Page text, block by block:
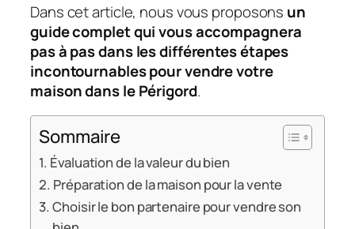
Dans cet article, nous vous proposons un
guide complet qui vous accompagnera
pas à pas dans les différentes étapes
incontournables pour vendre votre
maison dans le Périgord.
Sommaire
Évaluation de la valeur du bien
Préparation de la maison pour la vente
Choisir le bon partenaire pour vendre son